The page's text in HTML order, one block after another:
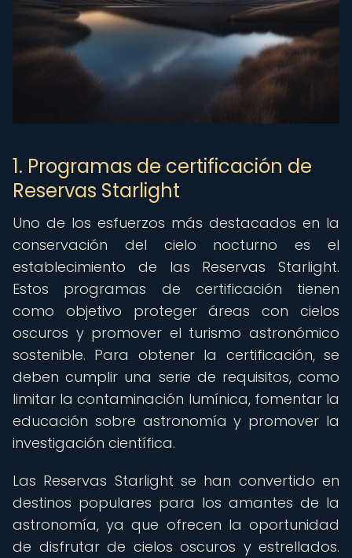
1. Programas de certificación de
Reservas Starlight
Uno de los esfuerzos más destacados en la
conservación del cielo nocturno es el
establecimiento de las Reservas Starlight.
Estos programas de certificación tienen
como objetivo proteger áreas con cielos
oscuros y promover el turismo astronómico
sostenible. Para obtener la certificación, se
deben cumplir una serie de requisitos, como
limitar la contaminación lumínica, fomentar la
educación sobre astronomía y promover la
investigación científica.
Las Reservas Starlight se han convertido en
destinos populares para los amantes de la
astronomía, ya que ofrecen la oportunidad
de disfrutar de cielos oscuros y estrellados.